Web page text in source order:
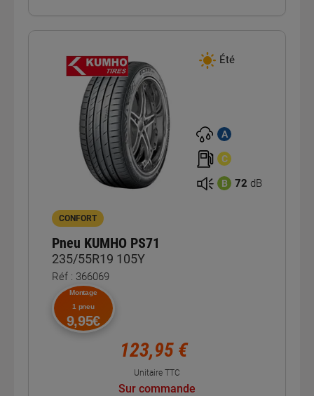
Été
A
C
B 72 dB
CONFORT
Pneu KUMHO PS71
235/55R19 105Y
Réf : 366069
Montage
1 pneu
9,95€
123,95 €
Unitaire TTC
Sur commande